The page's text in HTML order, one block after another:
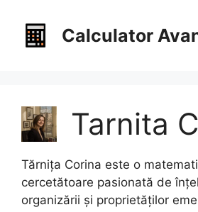
conținut
Calculator
Tarnita
Tărnița Corina este o
cercetătoare pasionată de
organizării și proprietăților